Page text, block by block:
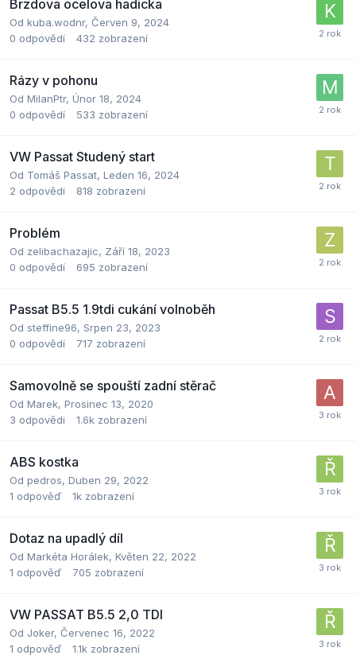
Brzdova ocelova hadicka
Od kuba.wodnr, Červen 9, 2024
0 odpovědí 432 zobrazení
Rázy v pohonu
Od MilanPtr, Únor 18, 2024
0 odpovědí 533 zobrazení
VW Passat Studený start
Od Tomáš Passat, Leden 16, 2024
2 odpovědi 818 zobrazení
Problém
Od zelibachazajic, Září 18, 2023
0 odpovědí 695 zobrazení
Passat B5.5 1.9tdi cukání volnoběh
Od steffine96, Srpen 23, 2023
0 odpovědí 717 zobrazení
Samovolně se spouští zadní stěrač
Od Marek, Prosinec 13, 2020
3 odpovědi 1.6k zobrazení
ABS kostka
Od pedros, Duben 29, 2022
1 odpověď 1k zobrazení
Dotaz na upadlý díl
Od Markéta Horálek, Květen 22, 2022
1 odpověď 705 zobrazení
VW PASSAT B5.5 2,0 TDI
Od Joker, Červenec 16, 2022
1 odpověď 1.1k zobrazení